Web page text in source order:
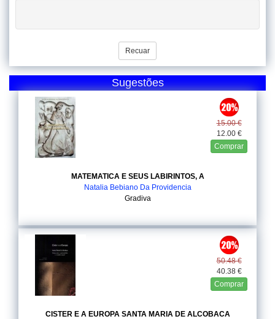
Recuar
Sugestões
15.00 €
12.00 €
Comprar
MATEMATICA E SEUS LABIRINTOS, A
Natalia Bebiano Da Providencia
Gradiva
50.48 €
40.38 €
Comprar
CISTER E A EUROPA SANTA MARIA DE ALCOBACA